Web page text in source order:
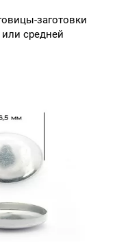
заготовки
средней